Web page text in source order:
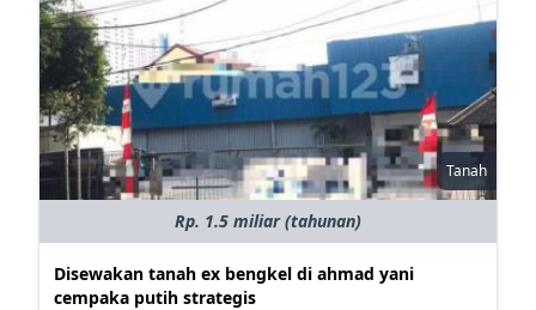
Tanah
Rp. 1.5 miliar (tahunan)
Disewakan tanah ex bengkel di ahmad yani
cempaka putih strategis